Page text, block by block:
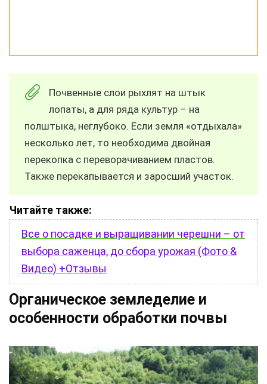
Почвенные слои рыхлят на штык
лопаты, а для ряда культур – на
полштыка, неглубоко. Если земля «отдыхала»
несколько лет, то необходима двойная
перекопка с переворачиванием пластов.
Также перекапывается и заросший участок.
Читайте также:
Все о посадке и выращивании черешни – от
выбора саженца, до сбора урожая (Фото &
Видео) +Отзывы
Органическое земледелие и
особенности обработки почвы